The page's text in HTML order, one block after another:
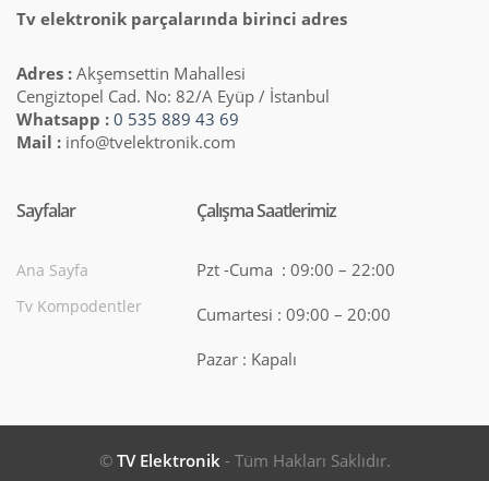
Tv elektronik parçalarında birinci adres
Adres : Akşemsettin Mahallesi
Cengiztopel Cad. No: 82/A Eyüp / İstanbul
Whatsapp : 0 535 889 43 69
Mail : info@tvelektronik.com
Sayfalar
Ana Sayfa
Tv Kompodentler
Çalışma Saatlerimiz
Pzt -Cuma : 09:00 – 22:00
Cumartesi : 09:00 – 20:00
Pazar : Kapalı
© TV Elektronik- Tüm Hakları Saklıdır.